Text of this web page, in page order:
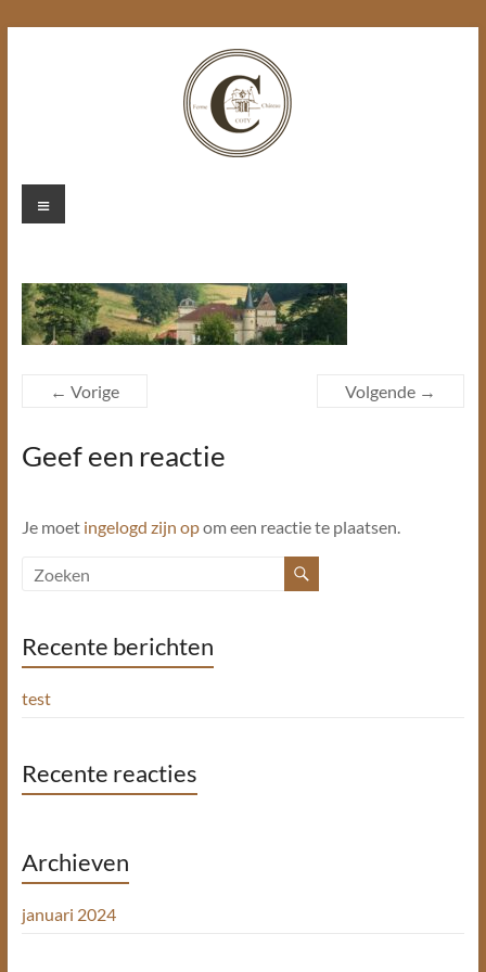
Chateau
Menu
← Vorige Volgende →
Geef een reactie
Je moet ingelogd zijn opom een reactie te plaatsen.
Recente berichten
test
Recente reacties
Archieven
januari 2024